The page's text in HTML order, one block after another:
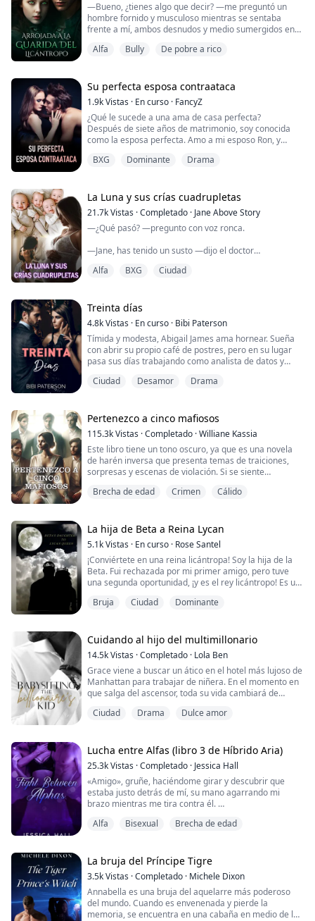
—Bueno, ¿tienes algo que decir? —me preguntó un
hombre fornido y musculoso mientras se sentaba
frente a mí, ambos desnudos y medio sumergidos en
y colocándome sobre su pierna.
—¿Q-qué es esto, Amo? —finalmente le pregunté
mientras me entregaba una pequeña barra.
—No soy ...
Alfa Bully De pobre a rico
Su perfecta esposa contraataca
1.9kVistas · En curso · FancyZ
¿Qué le sucede a una ama de casa perfecta?
Después de siete años de matrimonio, soy conocida
como la esposa perfecta. Amo a mi esposo Ron, y
perfecto, excepto por la falta de un heredero. Sin
embarazada de su hijo. ¡En ese momento, siento que
mi mundo se der...
BXG Dominante Drama
La Luna y sus crías cuadrupletas
21.7kVistas ·Completado · Jane Above Story
—¿Qué pasó? —pregunto con voz ronca.
—Jane, has tenido un susto —dijo el doctor
El médico ahora está sonriendo—. Te desmayaste
porque estás embarazada.
¡¿QUÉ?! ¡Apenas me he divorciado hace un mes!
Mi esposo nunca me da placer. No lo ha hecho en años.
No busca nada más que reclamarme de la manera
Alfa BXG Ciudad
Treinta días
4.8kVistas · En curso · Bibi Paterson
Tímida y modesta, Abigail James ama hornear. Sueña
con abrir su propio café de postres, pero en su lugar
pasa sus días trabajando como analista de datos y
empresa. Taylor Hudson, el enigmático dueño de
en que comenzó a trabajar para la empres...
Ciudad Desamor Drama
Pertenezco a cinco mafiosos
115.3kVistas ·Completado ·Williane Kassia
Este libro tiene un tono oscuro, ya que es una novela
de harén inversa que presenta temas de traiciones,
sorpresas y escenas de violación. Si se siente
lea este libro.
saberlo el afecto de cinco mafiosos. No es intencional
por su parte, ya que no se da cuenta de que los
sentimientos son mutuos, da...
Brecha de edad Crimen Cálido
La hija de Beta a Reina Lycan
5.1kVistas · En curso · Rose Santel
¡Conviértete en una reina licántropa! Soy la hija de la
Beta. Fui rechazada por mi primer amigo, pero tuve
una segunda oportunidad, ¡y es el rey licántropo! Es un
tanto miedo, ¿por qué quiere estar conmigo?
darme eso?
Mi madre la bendijo con un r...
Bruja Ciudad Dominante
Cuidando al hijo del multimillonario
14.5kVistas ·Completado · Lola Ben
Grace viene a buscar un ático en el hotel más lujoso de
Manhattan para trabajar de niñera. En el momento en
que salga del ascensor, toda su vida cambiará de
de cinco años, tiene un aire de orgullo, melancolía,
primer encuentro.
¿Podrá Grace conce...
Ciudad Drama Dulce amor
Lucha entre Alfas (libro 3 de Híbrido Aria)
25.3kVistas ·Completado · Jessica Hall
«Amigo», gruñe, haciéndome girar y descubrir que
estaba justo detrás de mí, su mano agarrando mi
brazo mientras me tira contra él.
«Papá», grito petrificado mientras lucho por librarme
mirar al hombre que me había agarrado.
«Alpha Tate ha dejado ir a mi hija ahora», gruñe mi
padre, acercándo...
Alfa Bisexual Brecha de edad
La bruja del Príncipe Tigre
3.5kVistas ·Completado · Michele Dixon
Annabella es una bruja del aquelarre más poderoso
del mundo. Cuando es envenenada y pierde la
memoria, se encuentra en una cabaña en medio de la